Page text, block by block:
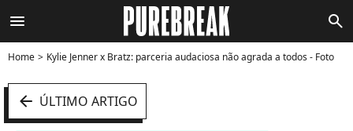
menu search
Home Kylie Jenner x Bratz: parceria audaciosa não agrada a todos - Foto
arrow_left ÚLTIMO ARTIGO